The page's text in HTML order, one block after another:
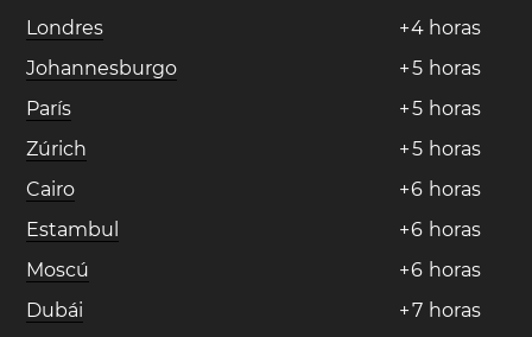
Londres
+4 horas
Johannesburgo
+5 horas
París
+5 horas
Zúrich
+5 horas
Cairo
+6 horas
Estambul
+6 horas
Moscú
+6 horas
Dubái
+7 horas